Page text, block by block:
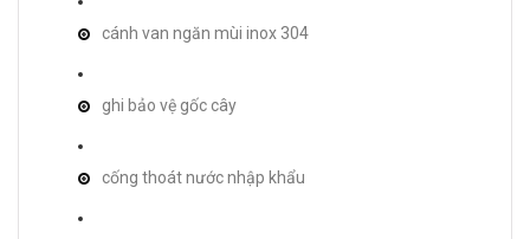
cánh van ngăn mùi inox 304
ghi bảo vệ gốc cây
cống thoát nước nhập khẩu